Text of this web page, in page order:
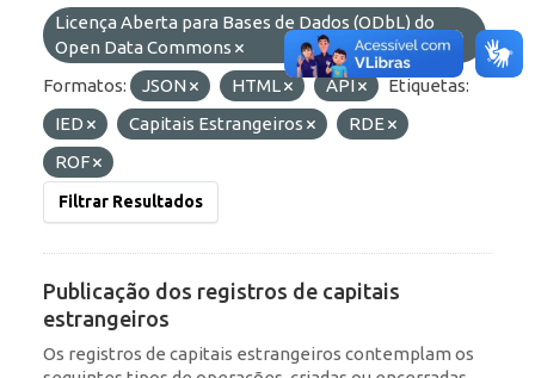
Licença Aberta para Bases de Dados (ODbL) do
Open Data Commons
Formatos:
JSON HTML API
Etiquetas:
IED
Capitais Estrangeiros
RDE
ROF
Filtrar Resultados
Publicação dos registros de capitais
estrangeiros
Os registros de capitais estrangeiros contemplam os